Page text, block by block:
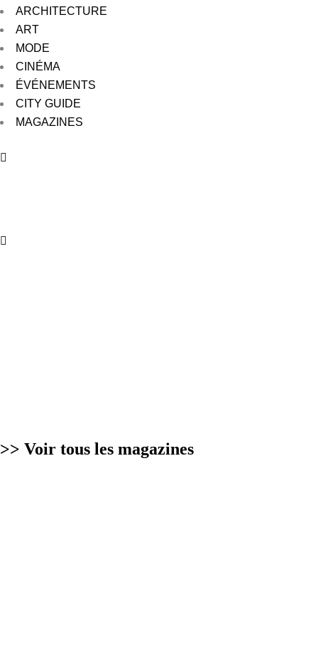
ARCHITECTURE
ART
MODE
CINÉMA
ÉVÉNEMENTS
CITY GUIDE
MAGAZINES
>> Voir tous les magazines